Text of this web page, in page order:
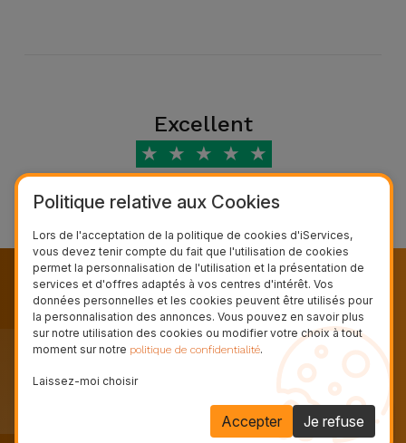
Autres
Marques
Voir
tout
Bracelets
Chaînes
de
Téléphone
Gadgets
Excellent
★ ★ ★ ★ ★
Basé sur 94174 avis
★ Trustpilot
Recevez nos nouveautés, nos
campagnes et nos offres exclusives.
Abonnez-vous à notre newsletter et restez
Politique relative aux Cookies
Lors de l'acceptation de la politique de cookies d'iServices,
vous devez tenir compte du fait que l'utilisation de cookies
permet la personnalisation de l'utilisation et la présentation de
services et d'offres adaptés à vos centres d'intérêt. Vos
données personnelles et les cookies peuvent être utilisés pour
la personnalisation des annonces. Vous pouvez en savoir plus
sur notre utilisation des cookies ou modifier votre choix à tout
moment sur notre politique de confidentialité.
Laissez-moi choisir
Je refuse
Accepter